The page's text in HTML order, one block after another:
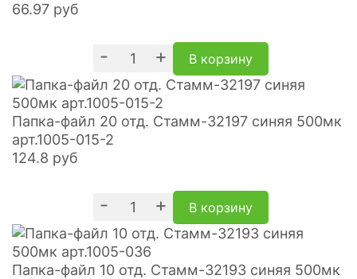
66.97 руб
- + В корзину
Папка-файл 20 отд. Стамм-32197 синяя 500мк
арт.1005-015-2
124.8 руб
- + В корзину
Папка-файл 10 отд. Стамм-32193 синяя 500мк